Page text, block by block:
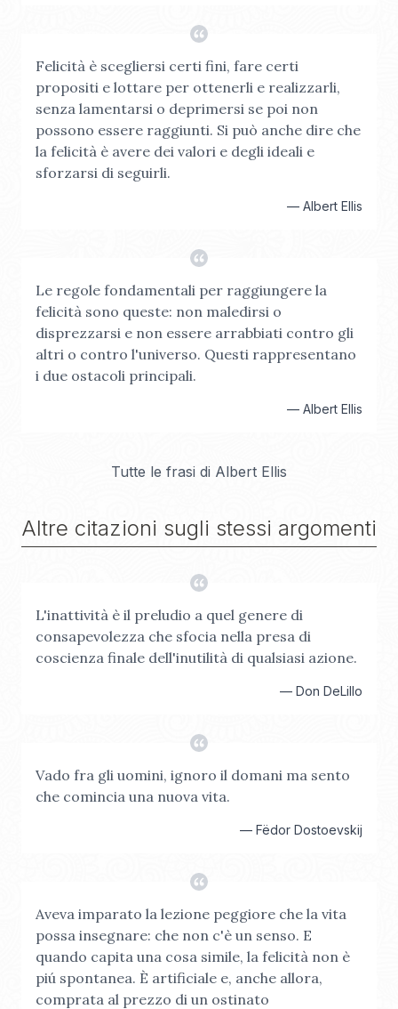
Felicità è scegliersi certi fini, fare certi
propositi e lottare per ottenerli e realizzarli,
senza lamentarsi o deprimersi se poi non
possono essere raggiunti. Si può anche dire che
la felicità è avere dei valori e degli ideali e
sforzarsi di seguirli.
— Albert Ellis
Le regole fondamentali per raggiungere la
felicità sono queste: non maledirsi o
disprezzarsi e non essere arrabbiati contro gli
altri o contro l'universo. Questi rappresentano
i due ostacoli principali.
— Albert Ellis
Tutte le frasi di Albert Ellis
Altre citazioni sugli stessi argomenti
L'inattività è il preludio a quel genere di
consapevolezza che sfocia nella presa di
coscienza finale dell'inutilità di qualsiasi azione.
— Don DeLillo
Vado fra gli uomini, ignoro il domani ma sento
che comincia una nuova vita.
— Fëdor Dostoevskij
Aveva imparato la lezione peggiore che la vita
possa insegnare: che non c'è un senso. E
quando capita una cosa simile, la felicità non è
piú spontanea. È artificiale e, anche allora,
comprata al prezzo di un ostinato